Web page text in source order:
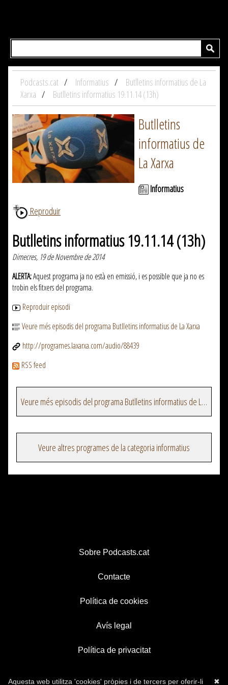
Podcasts.cat Informatius
Butlletins informatius de La
Xarxa
Butlletins informatius 19.11.14 (13h)
Butlletins
informatius de
La Xarxa
Informatius
Reproduir
Butlletins informatius 19.11.14 (13h)
Dimecres, 19 de Novembre de 2014
ALERTA:Aquest programa ja no està en emissió, i es possible que ja no es
trobin els fitxers del programa.
Reproduir episodi
Veure més episodis del programa Butlletins informatius de La Xarxa
http://programes.laxarxa.com/audio/88439
RSS feed
Veure més episodis del programa Butlletins informatius de La Xarxa
Veure altres programes de la categoria informatius
Sobre Podcasts.cat
Contacte
Política de cookies
Avís legal
Política de privacitat
✖
Aquesta web utilitza 'cookies' pròpies i de tercers per oferir-li